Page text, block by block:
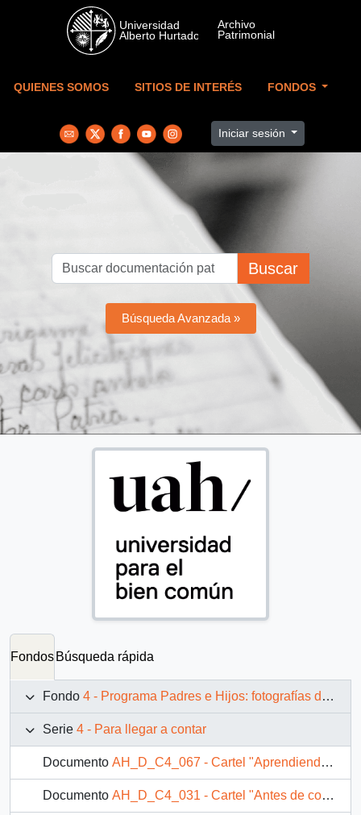
Skip to main content
QUIENES SOMOS SITIOS DE INTERÉS FONDOS
Iniciar sesión
Buscar
Búsqueda Avanzada »
Fondos Búsqueda rápida
Fondo 4 - Programa Padres e Hijos: fotografías de Juan Maino
Serie 4 - Para llegar a contar
Documento AH_D_C4_067 - Cartel "Aprendiendo a contar"
Documento AH_D_C4_031 - Cartel "Antes de contar"